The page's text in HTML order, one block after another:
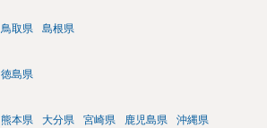
鳥取県 島根県
徳島県
熊本県 大分県 宮崎県 鹿児島県 沖縄県